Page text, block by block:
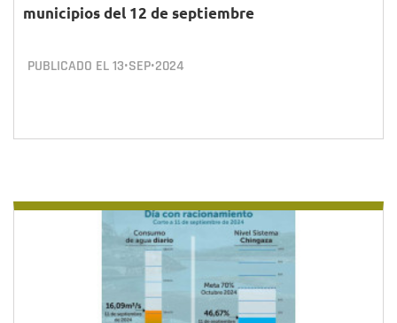
municipios del 12 de septiembre
PUBLICADO EL13•SEP•2024